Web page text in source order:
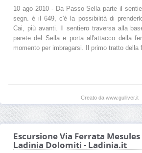
10 ago 2010 - Da Passo Sella parte il
segn. è il 649, c'è la possibilità di
Cai, più avanti. Il sentiero traversa alla
parete del Sella e porta all'attacco della
momento per imbragarsi. Il primo tratto della
Creato da www.gulliver.it
Escursione Via Ferrata Mesules
Ladinia Dolomiti - Ladinia.it